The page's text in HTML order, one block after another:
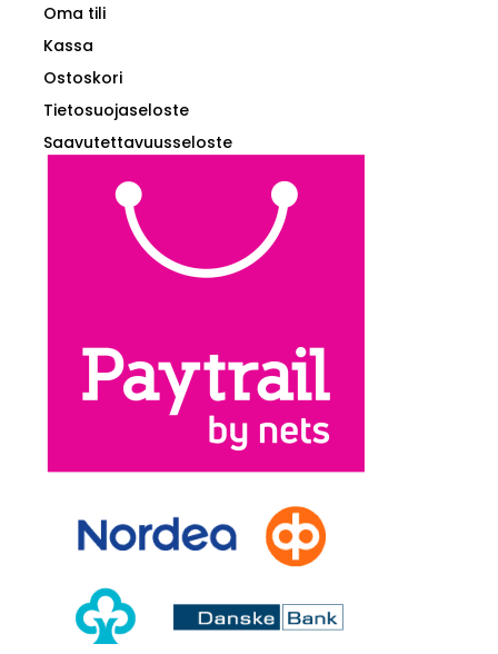
Oma tili
Kassa
Ostoskori
Tietosuojaseloste
Saavutettavuusseloste